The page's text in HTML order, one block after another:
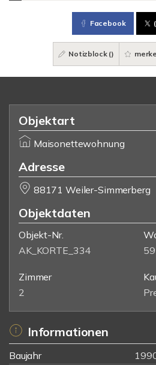
Facebook
Notizblock ()
Objektart
Maisonettewohnung
Adresse
88171 Weiler-Simmerberg
Objektdaten
Objekt-Nr.
AK_KORTE_334
Zimmer
2
Informationen
Baujahr